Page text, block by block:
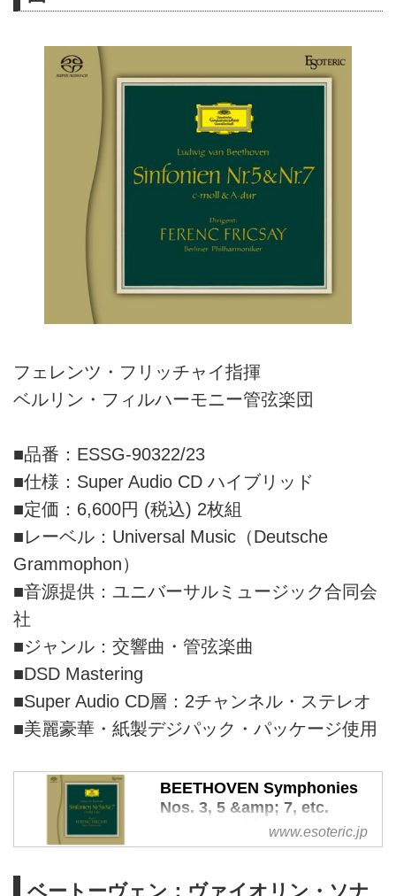
フェレンツ・フリッチャイ指揮
ベルリン・フィルハーモニー管弦楽団
■品番：ESSG-90322/23
■仕様：Super Audio CD ハイブリッド
■定価：6,600円 (税込) 2枚組
■レーベル：Universal Music（Deutsche
Grammophon）
■音源提供：ユニバーサルミュージック合同会
社
■ジャンル：交響曲・管弦楽曲
■DSD Mastering
■Super Audio CD層：2チャンネル・ステレオ
■美麗豪華・紙製デジパック・パッケージ使用
BEETHOVEN Symphonies
Nos. 3, 5 &amp; 7, etc.
FRICSAY | 製品トップ | エソ
テリック：日本のハイエンド
ESOTERIC
www.esoteric.jp
ベートーヴェン：ヴァイオリン・ソナ